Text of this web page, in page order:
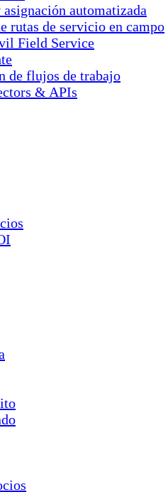
automatizada
rutas de servicio en campo
Field Service
de flujos de trabajo
& APIs